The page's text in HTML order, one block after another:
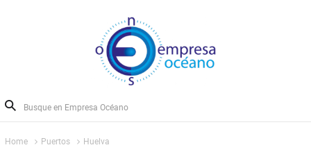
Home Puertos Huelva